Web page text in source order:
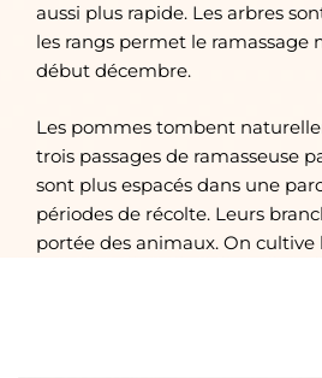
aussi plus rapide. Les arbres
les rangs permet le ramassage
début décembre.
Les pommes tombent
trois passages de ramasseuse
sont plus espacés dans une
périodes de récolte. Leurs
portée des animaux. On